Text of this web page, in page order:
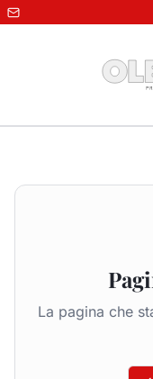
La pagina che